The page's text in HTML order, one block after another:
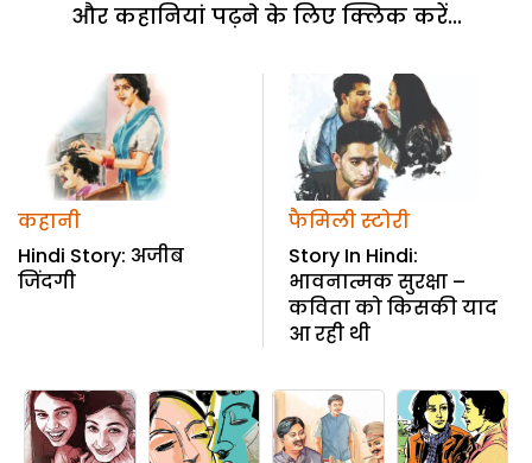
और कहानियां पढ़ने के लिए क्लिक करें...
कहानी
Hindi Story: अजीब
जिंदगी
फैमिली स्टोरी
Story In Hindi:
भावनात्मक सुरक्षा –
कविता को किसकी याद
आ रही थी